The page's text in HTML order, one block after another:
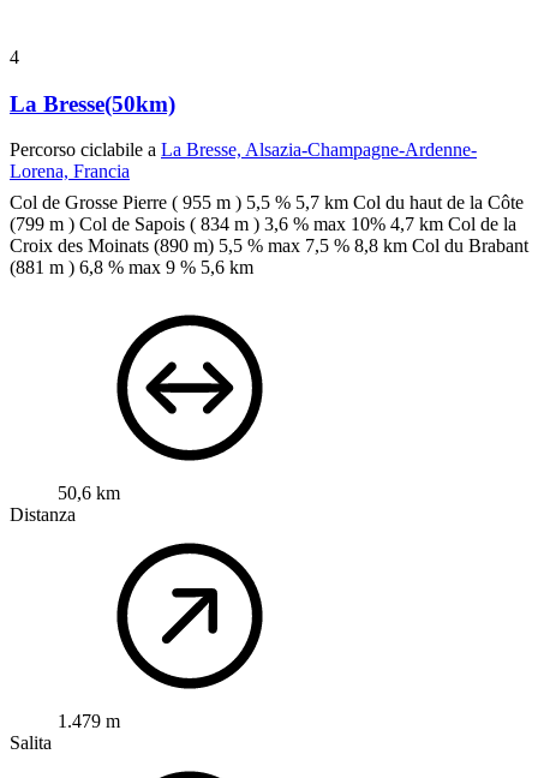
4
La Bresse(50km)
Percorso ciclabile a La Bresse, Alsazia-Champagne-Ardenne-
Lorena, Francia
Col de Grosse Pierre ( 955 m ) 5,5 % 5,7 km Col du haut de la Côte
(799 m ) Col de Sapois ( 834 m ) 3,6 % max 10% 4,7 km Col de la
Croix des Moinats (890 m) 5,5 % max 7,5 % 8,8 km Col du Brabant
(881 m ) 6,8 % max 9 % 5,6 km
50,6 km
Distanza
1.479 m
Salita